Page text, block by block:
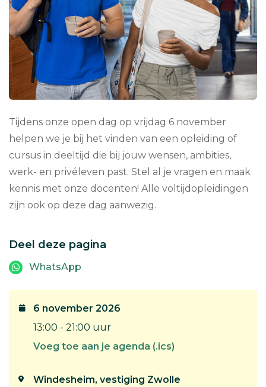
Tijdens onze open dag op vrijdag 6 november
helpen we je bij het vinden van een opleiding of
cursus in deeltijd die bij jouw wensen, ambities,
werk- en privéleven past. Stel al je vragen en maak
kennis met onze docenten! Alle voltijdopleidingen
zijn ook op deze dag aanwezig.
Deel deze pagina
WhatsApp
6 november 2026
13:00 - 21:00 uur
Voeg toe aan je agenda (.ics)
Windesheim, vestiging Zwolle